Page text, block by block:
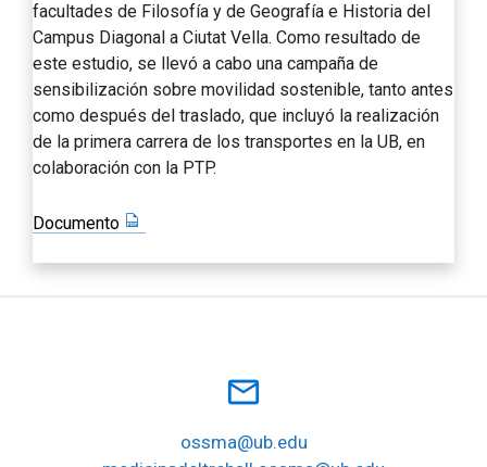
facultades de Filosofía y de Geografía e Historia del
Campus Diagonal a Ciutat Vella. Como resultado de
este estudio, se llevó a cabo una campaña de
sensibilización sobre movilidad sostenible, tanto antes
como después del traslado, que incluyó la realización
de la primera carrera de los transportes en la UB, en
colaboración con la PTP.
Documento
mail_outline
ossma@ub.edu